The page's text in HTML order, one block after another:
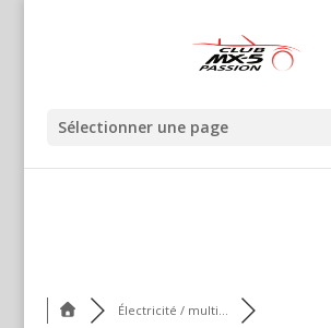
Sélectionner une page
Électricité / multi...